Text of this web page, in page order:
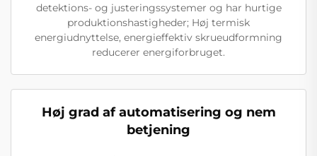
detektions- og justeringssystemer og har hurtige
produktionshastigheder; Høj termisk
energiudnyttelse, energieffektiv skrueudformning
reducerer energiforbruget.
Høj grad af automatisering og nem
betjening